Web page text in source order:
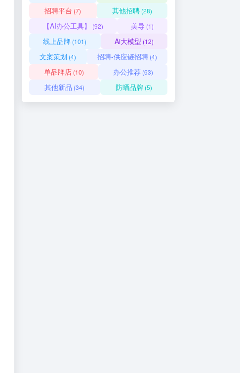
招聘平台 (7) 其他招聘(28)
【AI办公工具】 (92) 美导 (1)
线上品牌 (101) Ai大模型 (12)
文案策划 (4) 招聘-供应链招聘(4)
单品牌店(10) 办公推荐(63)
其他新品 (34) 防晒品牌(5)